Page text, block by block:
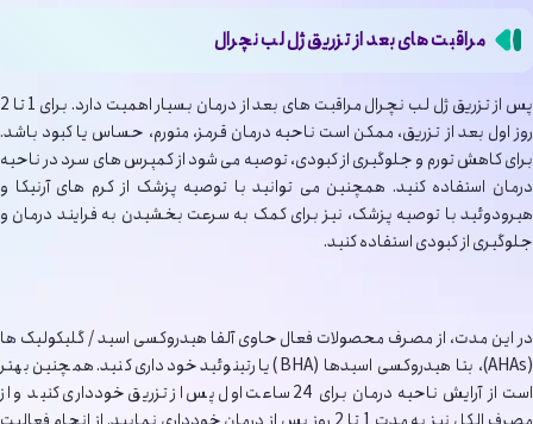
مراقبت های بعد از تزریق ژل لب نچرال
پس از تزریق ژل لب نچرال مراقبت های بعد از درمان بسیار اهمیت دارد. برای 1 تا 2
روز اول بعد از تزریق، ممکن است ناحیه درمان قرمز، متورم، حساس یا کبود باشد.
برای کاهش تورم و جلوگیری از کبودی، توصیه می شود از کمپرس های سرد در ناحیه
درمان استفاده کنید. همچنین می توانید با توصیه پزشک از کرم های آرنیکا و
هیرودوئید با توصیه پزشک، نیز برای کمک به سرعت بخشیدن به فرایند درمان و
جلوگیری از کبودی استفاده کنید.
در این مدت، از مصرف محصولات فعال حاوی آلفا هیدروکسی اسید / گلیکولیک ها
(AHAs)، بتا هیدروکسی اسیدها (BHA) یا رتینوئید خودداری کنید. همچنین بهتر
است از آرایش ناحیه درمان برای 24 ساعت اول پس از تزریق خودداری کنید و از